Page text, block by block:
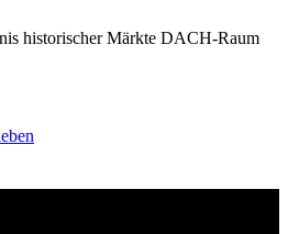
historischer Märkte DACH-Raum